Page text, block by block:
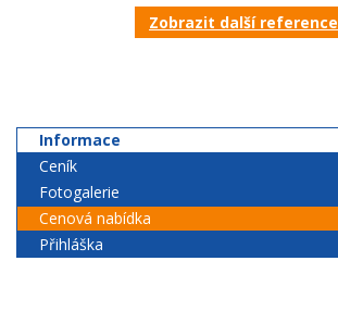
Zobrazit další reference
Informace
Ceník
Fotogalerie
Cenová nabídka
Přihláška